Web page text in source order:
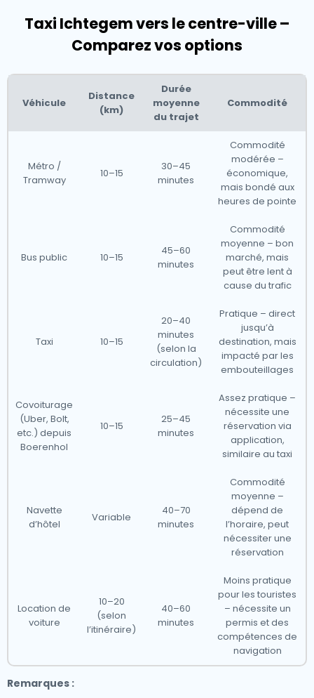
Taxi Ichtegem vers le centre-ville –
Comparez vos options
Véhicule
Distance
(km)
Durée
moyenne
du trajet
Commodité
Métro /
Tramway
10–15
30–45
minutes
Commodité
modérée –
économique,
mais bondé aux
heures de pointe
Bus public 10–15
45–60
minutes
Commodité
moyenne – bon
marché, mais
peut être lent à
cause du trafic
Taxi 10–15
20–40
minutes
(selon la
circulation)
Pratique – direct
jusqu’à
destination, mais
impacté par les
embouteillages
Covoiturage
(Uber, Bolt,
etc.) depuis
Boerenhol
10–15
25–45
minutes
Assez pratique –
nécessite une
réservation via
application,
similaire au taxi
Navette
d’hôtel
Variable
40–70
minutes
Commodité
moyenne –
dépend de
l’horaire, peut
nécessiter une
réservation
Location de
voiture
10–20
(selon
l’itinéraire)
40–60
minutes
Moins pratique
pour les touristes
– nécessite un
permis et des
compétences de
navigation
Remarques :